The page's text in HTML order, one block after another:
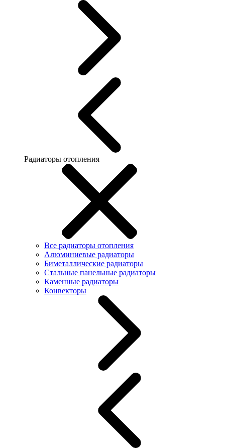
Радиаторы отопления
Все радиаторы отопления
Алюминиевые радиаторы
Биметаллические радиаторы
Стальные панельные радиаторы
Каменные радиаторы
Конвекторы